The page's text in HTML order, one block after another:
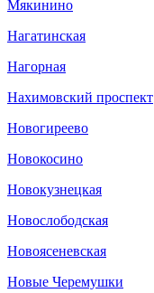
Мякинино
Нагатинская
Нагорная
Нахимовский проспект
Новогиреево
Новокосино
Новокузнецкая
Новослободская
Новоясеневская
Новые Черемушки